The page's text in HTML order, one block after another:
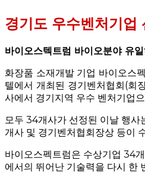
경기도 우수벤처기업
바이오스텍트럼 바이오분야 유
화장품 소재개발 기업 바이오스
텔에서 개최된 경기벤처협회(회
사에서 경기지역 우수 벤처기업
모두 34개사가 선정된 이날 행
개사 및 경기벤처협회장상 등이
바이오스펙트럼은 수상기업 34
에서의 뛰어난 기술력을 다시 한